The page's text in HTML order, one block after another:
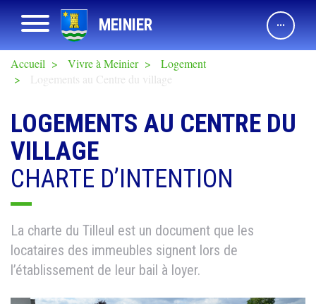
Aller
au
contenu
principal
Afficher navigation MEINIER
Accueil Vivre à Meinier
Logement
Logements au Centre du village
LOGEMENTS AU CENTRE DU
VILLAGE
CHARTE D’INTENTION
La charte du Tilleul est un document que les
locataires des immeubles signent lors de
l’établissement de leur bail à loyer.